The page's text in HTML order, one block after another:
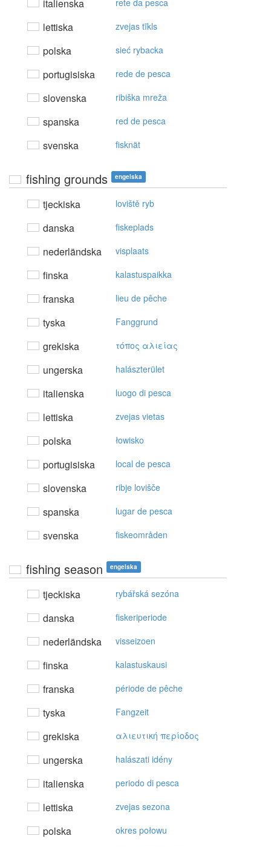
italienska rete da pesca
lettiska zvejas tīkls
polska sieć rybacka
portugisiska rede de pesca
slovenska ribiška mreža
spanska red de pesca
svenska fisknät
fishing grounds engelska
tjeckiska loviště ryb
danska fiskeplads
nederländska visplaats
finska kalastuspaikka
franska lieu de pêche
tyska Fanggrund
grekiska τόπoς αλιείας
ungerska halászterület
italienska luogo di pesca
lettiska zvejas vietas
polska łowisko
portugisiska local de pesca
slovenska ribje lovišče
spanska lugar de pesca
svenska fiskeområden
fishing season engelska
tjeckiska rybářská sezóna
danska fiskeriperiode
nederländska visseizoen
finska kalastuskausi
franska période de pêche
tyska Fangzeit
grekiska αλιευτική περίoδoς
ungerska halászati idény
italienska periodo di pesca
lettiska zvejas sezona
polska okres połowu